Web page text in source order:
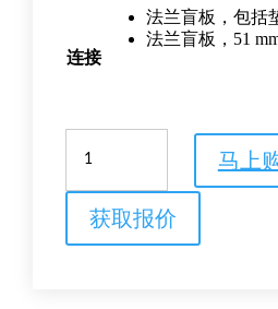
连接
法兰盲板，包括
法兰盲板，51
马上
获取报价